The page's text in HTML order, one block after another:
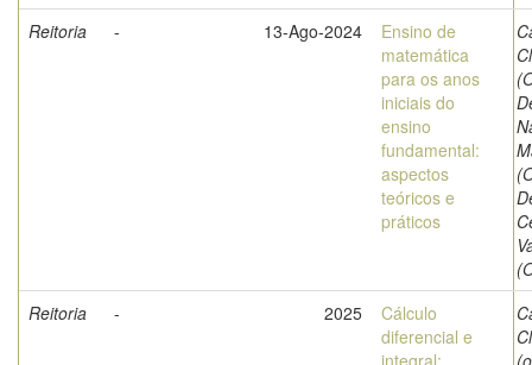
Reitoria - 13-Ago-2024
Ensino de
matemática
para os anos
iniciais do
ensino
fundamental:
aspectos
teóricos e
práticos
Reitoria
- 2025
Cálculo
diferencial e
integral: